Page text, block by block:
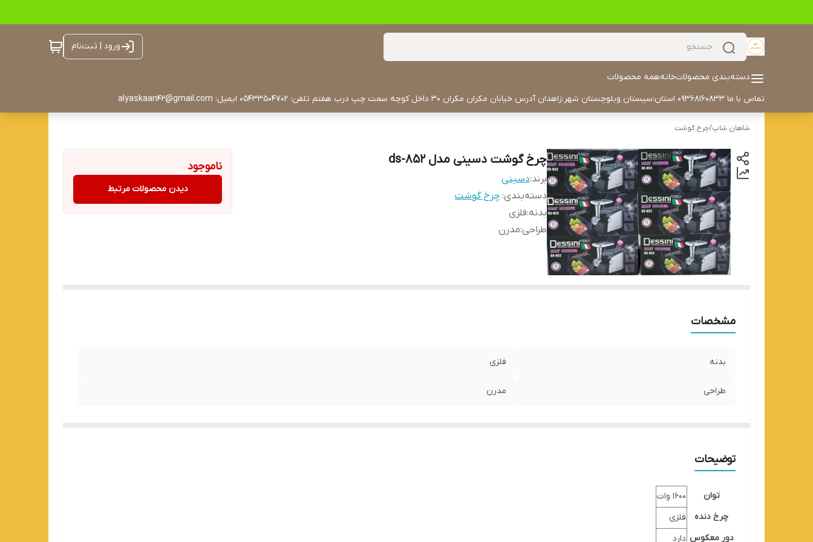
ورود | ثبت‌نام
دسته‌بندی محصولاتخانههمه محصولات
تماس با ما 09368160833 استان:سیستان وبلوچستان شهر:زاهدان آدرس خیابان مکران مکران ۳۰ داخل کوچه سمت چپ درب هفتم تلفن: 05433504702 ایمیل: alyaskaan42@gmail.com
شاهان شاپ/چرخ گوشت
چرخ گوشت دسینی مدل ds-852
برند:دسینی
دسته‌بندی: چرخ گوشت
بدنه:فلزی
طراحی:مدرن
ناموجود
دیدن محصولات مرتبط
مشخصات
بدنه فلزی
طراحی مدرن
توضیحات
توان
1600 وات
چرخ دنده
فلزی
دور معکوس دارد